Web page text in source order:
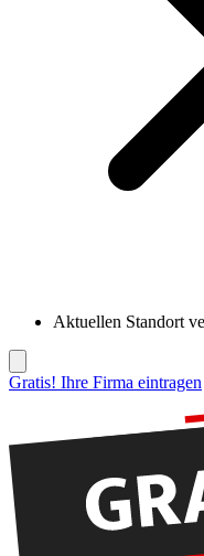
Aktuellen Standort
Gratis! Ihre Firma eintragen